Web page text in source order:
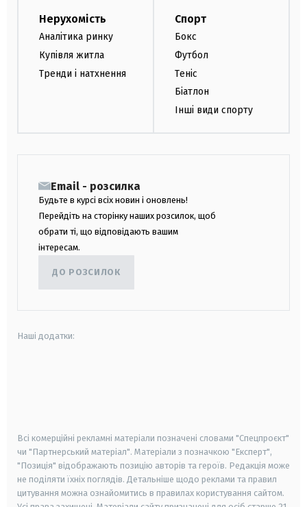
Нерухомість
Аналітика ринку
Купівля житла
Тренди і натхнення
Спорт
Бокс
Футбол
Теніс
Біатлон
Інші види спорту
Email - розсилка
Будьте в курсі всіх новин і оновлень!
Перейдіть на сторінку наших розсилок, щоб
обрати ті, що відповідають вашим
інтересам.
ДО РОЗСИЛОК
Наші додатки:
Всі комерційні рекламні матеріали позначені словами "Спецпроєкт"
чи "Партнерський матеріал". Матеріали з позначкою "Експерт",
"Позиція" відображають позицію авторів та героїв. Редакція може
не поділяти їхніх поглядів. Детальніше щодо реклами та правил
цитування можна ознайомитись в правилах користування сайтом.